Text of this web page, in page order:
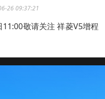
26 09:37:21
敬请关注 祥菱V5增程